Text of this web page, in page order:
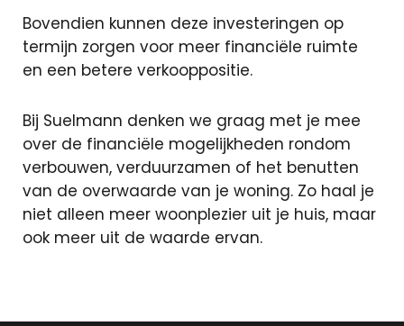
Bovendien kunnen deze investeringen op
termijn zorgen voor meer financiële ruimte
en een betere verkooppositie.
Bij Suelmann denken we graag met je mee
over de financiële mogelijkheden rondom
verbouwen, verduurzamen of het benutten
van de overwaarde van je woning. Zo haal je
niet alleen meer woonplezier uit je huis, maar
ook meer uit de waarde ervan.